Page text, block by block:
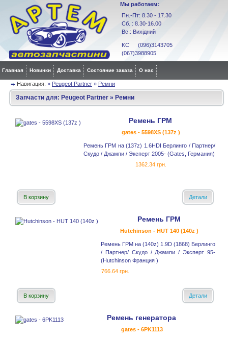
Мы работаем:
Пн.-Пт: 8.30 - 17.30
Сб. : 8.30-16.00
Вс.: Вихідний
KC (096)3143705
(067)3988905
Главная Новинки Доставка Состояние заказа О нас
Навигация: » Peugeot Partner » Ремни
Запчасти для: Peugeot Partner » Ремни
Ремень ГРМ
gates - 5598XS (137z )
Ремень ГРМ на (137z) 1.6HDI Берлинго / Партнер/
Скудо / Джампи / Эксперт 2005- (Gates, Германия)
1362.34 грн.
В корзину Детали
Ремень ГРМ
Hutchinson - HUT 140 (140z )
Ремень ГРМ на (140z) 1.9D (1868) Берлинго
/ Партнер/ Скудо / Джампи / Эксперт 95-
(Hutchinson Франция )
766.64 грн.
В корзину Детали
Ремень генератора
gates - 6PK1113